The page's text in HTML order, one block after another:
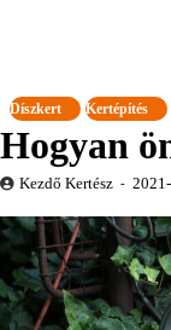
Díszkert Kertépítés
Hogyan
Kezdő Kertész